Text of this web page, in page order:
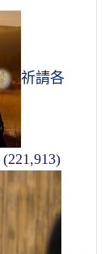
祈請各
(221,913)